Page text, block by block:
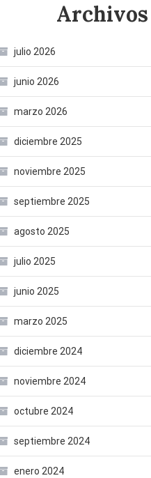
Archivos
julio 2026
junio 2026
marzo 2026
diciembre 2025
noviembre 2025
septiembre 2025
agosto 2025
julio 2025
junio 2025
marzo 2025
diciembre 2024
noviembre 2024
octubre 2024
septiembre 2024
enero 2024